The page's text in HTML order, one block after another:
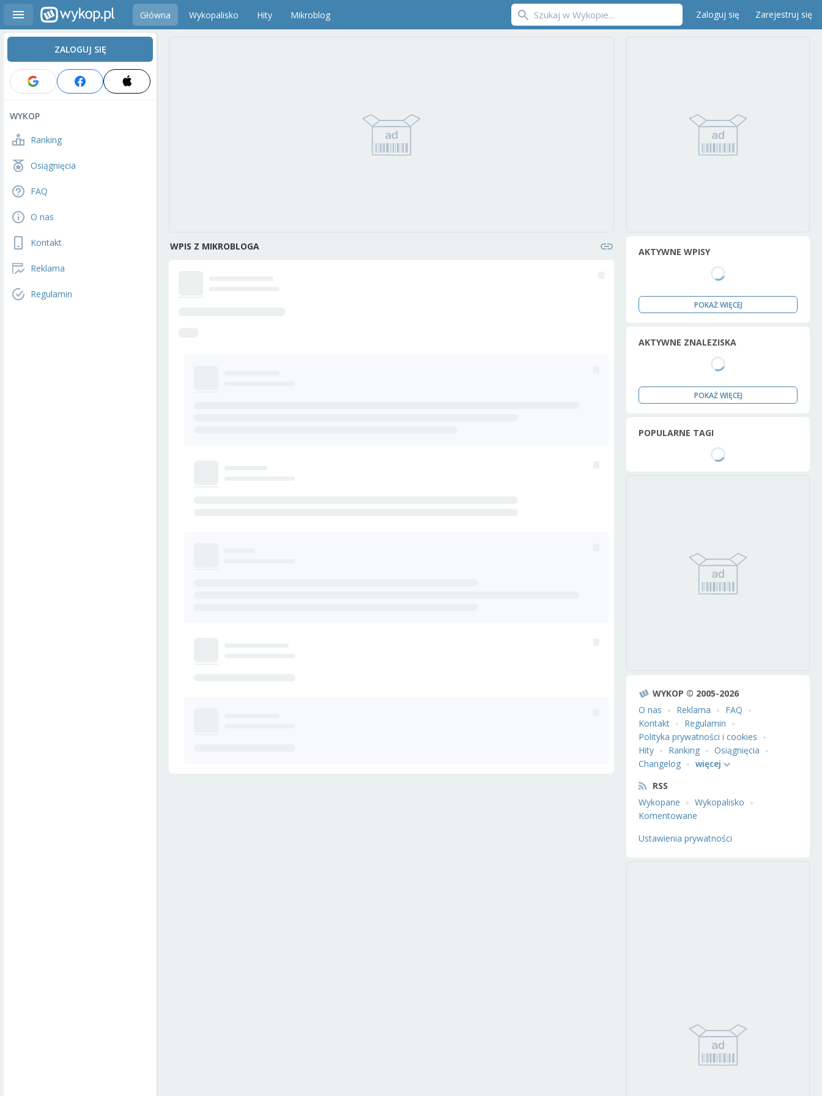
Główna Wykopalisko Hity Mikroblog Zaloguj się Zarejestruj się
ZALOGUJ SIĘ
WYKOP
Ranking
Osiągnięcia
FAQ
O nas
Kontakt
Reklama
Regulamin
WPIS Z MIKROBLOGA AKTYWNE WPISY
POKAŻ WIĘCEJ
AKTYWNE ZNALEZISKA
POKAŻ WIĘCEJ
POPULARNE TAGI
WYKOP © 2005-2026
O nas
Reklama
FAQ
Kontakt
Regulamin
Polityka prywatności i cookies
Hity
Ranking
Osiągnięcia
Changelog
więcej
RSS
Wykopane
Wykopalisko
Komentowane
Ustawienia prywatności